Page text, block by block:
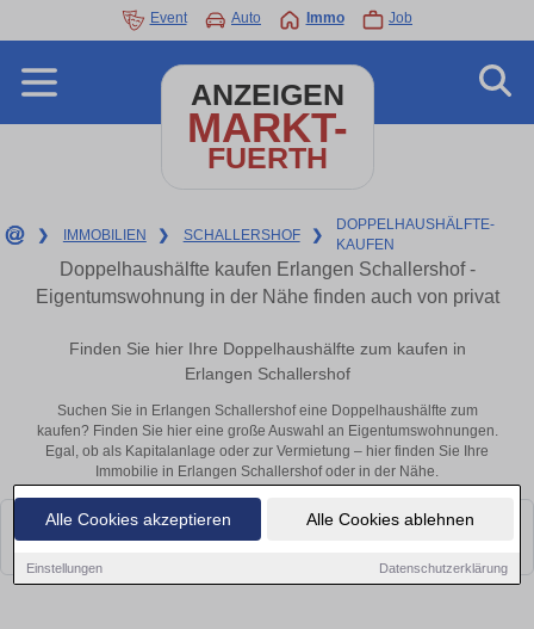
Alle Cookies akzeptieren Alle Cookies ablehnen
Einstellungen Datenschutzerklärung
Event Auto Immo Job
ANZEIGEN
MARKT-
FUERTH
❯ IMMOBILIEN ❯ SCHALLERSHOF ❯
DOPPELHAUSHÄLFTE-
KAUFEN
Doppelhaushälfte kaufen Erlangen Schallershof -
Eigentumswohnung in der Nähe finden auch von privat
Finden Sie hier Ihre Doppelhaushälfte zum kaufen in
Erlangen Schallershof
Suchen Sie in Erlangen Schallershof eine Doppelhaushälfte zum
kaufen? Finden Sie hier eine große Auswahl an Eigentumswohnungen.
Egal, ob als Kapitalanlage oder zur Vermietung – hier finden Sie Ihre
Immobilie in Erlangen Schallershof oder in der Nähe.
Leider konnten wir derzeit keine passenden Objekte finden. Schauen Sie